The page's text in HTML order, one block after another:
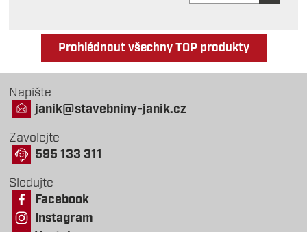
Prohlédnout všechny TOP produkty
Napište
janik@stavebniny-janik.cz
Zavolejte
595 133 311
Sledujte
Facebook
Instagram